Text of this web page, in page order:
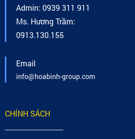
Admin: 0939 311 911
Ms. Hương Trầm:
0913.130.155
Email
info@hoabinh-group.com
CHÍNH SÁCH